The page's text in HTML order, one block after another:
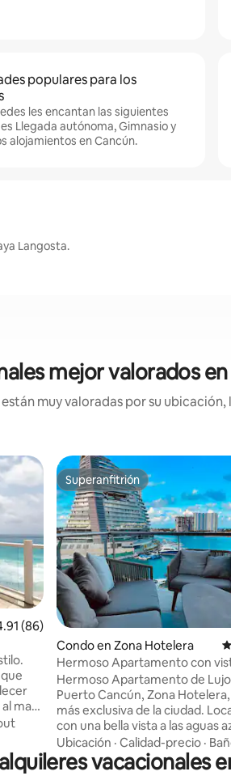
populares para los
les encantan las siguientes
Llegada autónoma, Gimnasio y
alojamientos en Cancún.
Langosta.
mejor valorados
muy valoradas por su
promedio: 4.91 de 5, 86 reseñas
(86)
mar,
Superanfitrión
Superanfitrión
Condo en Zona Hotelera
Hermoso Apartamento con
Hermoso Apartamento de
Puerto Cancún, Zona
más exclusiva de la ciudad.
con una bella vista a las aguas
turquesa del Mar Caribe.
cada detalle, su estancia será
placentera. Cuenta con todos
Ubicación · Calidad-precio ·
vacacionales